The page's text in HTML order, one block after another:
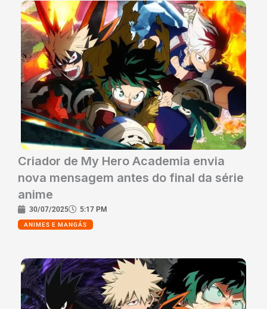
Criador de My Hero Academia envia
nova mensagem antes do final da série
anime
30/07/2025 5:17 PM
ANIMES E MANGÁS